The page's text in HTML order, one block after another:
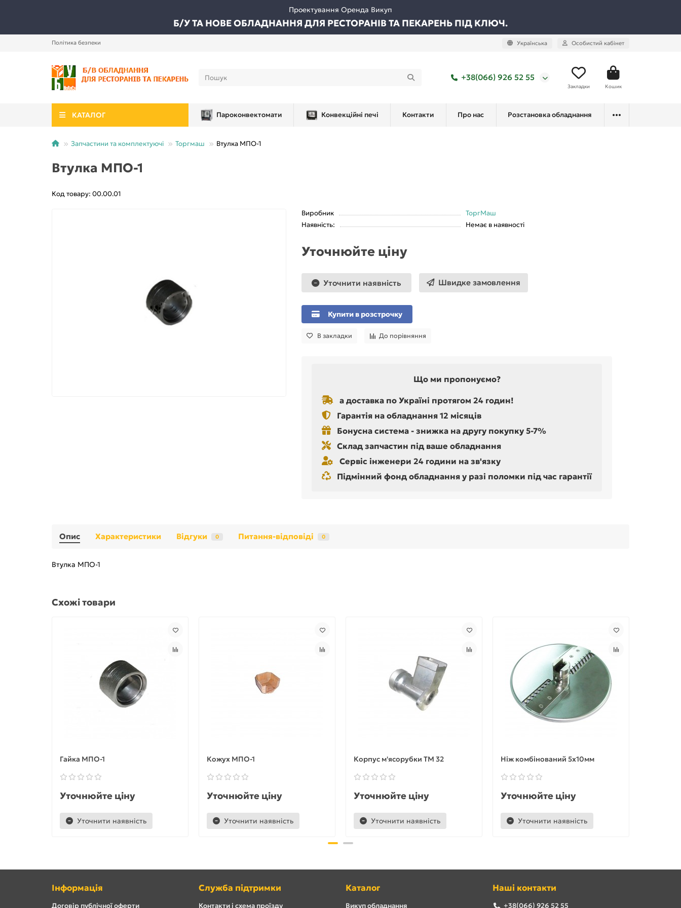
Проектування Оренда Викуп
Б/У ТА НОВЕ ОБЛАДНАННЯ ДЛЯ РЕСТОРАНІВ ТА ПЕКАРЕНЬ ПІД КЛЮЧ.
Політика безпеки Українська Особистий кабінет
+38(066) 926 52 55
Закладки Кошик
КАТАЛОГ Пароконвектомати Конвекційні печі Контакти Про нас Розстановка обладнання
Запчастини та комплектуючі Торгмаш Втулка МПО-1
Втулка МПО-1
Код товару: 00.00.01
Виробник
ТоргМаш
Наявність:
Немає в наявності
Уточнюйте ціну
Уточнити наявність Швидке замовлення
Купити в розстрочку
В закладки До порівняння
Що ми пропонуємо?
а доставка по Україні протягом 24 годин!
Гарантія на обладнання 12 місяців
Бонусна система - знижка на другу покупку 5-7%
Склад запчастин під ваше обладнання
Сервіс інженери 24 години на зв'язку
Підмінний фонд обладнання у разі поломки під час гарантії
Опис Характеристики Відгуки 0 Питання-відповіді 0
Втулка МПО-1
Схожі товари
Гайка МПО-1
Уточнюйте ціну
Уточнити наявність
Кожух МПО-1
Уточнюйте ціну
Уточнити наявність
Корпус м'ясорубки ТМ 32
Уточнюйте ціну
Уточнити наявність
Ніж комбінований 5х10мм
Уточнюйте ціну
Уточнити наявність
Інформація
Договір публічної оферти
Служба підтримки
Контакти і схема проїзду
Каталог
Викуп обладнання
Наші контакти
+38(066) 926 52 55